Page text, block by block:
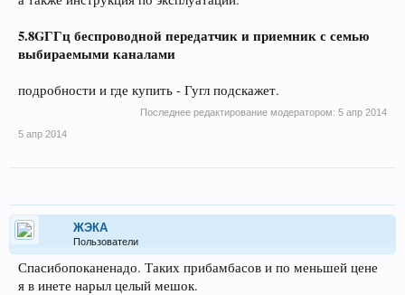
5.8GГГц беспроводной передатчик и приемник с семью
выбираемыми каналами
подробности и где купить - Гугл подскажет.
Последнее редактирование модератором: 5 апр 2014
5 апр 2014
ЖЭКА
Пользователи
Спасибопоканенадо. Таких прибамбасов и по меньшей цене
я в инете нарыл целый мешок.